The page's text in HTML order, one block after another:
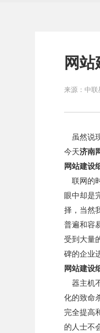
网
来源： 中联
虽然说
今天济南
网站建设
联网的
眼中却是
择，当然
普遍和容
受到大量
碑的企业
网站建设
器主机
化的致命
完全提高
的人士不